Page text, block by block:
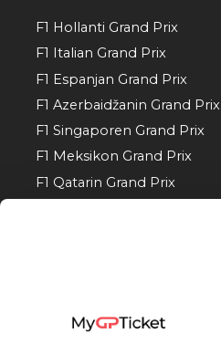
F1 Hollanti Grand Prix
F1 Italian Grand Prix
F1 Espanjan Grand Prix
F1 Azerbaidžanin Grand Prix
F1 Singaporen Grand Prix
F1 Meksikon Grand Prix
F1 Qatarin Grand Prix
F1 Belgian Grand Prix